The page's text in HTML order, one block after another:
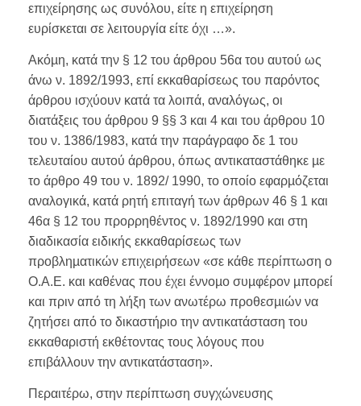
επιχείρησης ως συνόλου, είτε η επιχείρηση
ευρίσκεται σε λειτουργία είτε όχι …».
Ακόµη, κατά την § 12 του άρθρου 56α του αυτού ως
άνω ν. 1892/1993, επί εκκαθαρίσεως του παρόντος
άρθρου ισχύουν κατά τα λοιπά, αναλόγως, οι
διατάξεις του άρθρου 9 §§ 3 και 4 και του άρθρου 10
του ν. 1386/1983, κατά την παράγραφο δε 1 του
τελευταίου αυτού άρθρου, όπως αντικαταστάθηκε µε
το άρθρο 49 του ν. 1892/ 1990, το οποίο εφαρµόζεται
αναλογικά, κατά ρητή επιταγή των άρθρων 46 § 1 και
46α § 12 του προρρηθέντος ν. 1892/1990 και στη
διαδικασία ειδικής εκκαθαρίσεως των
προβληµατικών επιχειρήσεων «σε κάθε περίπτωση ο
Ο.Α.Ε. και καθένας που έχει έννοµο συµφέρον µπορεί
και πριν από τη λήξη των ανωτέρω προθεσµιών να
ζητήσει από το δικαστήριο την αντικατάσταση του
εκκαθαριστή εκθέτοντας τους λόγους που
επιβάλλουν την αντικατάσταση».
Περαιτέρω, στην περίπτωση συγχώνευσης